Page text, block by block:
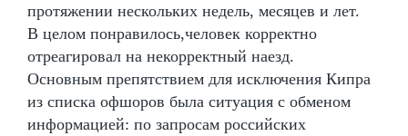
протяжении нескольких недель, месяцев и лет.
В целом понравилось,человек корректно
отреагировал на некорректный наезд.
Основным препятствием для исключения Кипра
из списка офшоров была ситуация с обменом
информацией: по запросам российских